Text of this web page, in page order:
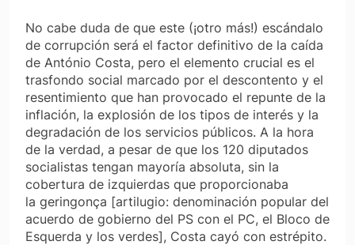
No cabe duda de que este (¡otro más!) escándalo
de corrupción será el factor definitivo de la caída
de António Costa, pero el elemento crucial es el
trasfondo social marcado por el descontento y el
resentimiento que han provocado el repunte de la
inflación, la explosión de los tipos de interés y la
degradación de los servicios públicos. A la hora
de la verdad, a pesar de que los 120 diputados
socialistas tengan mayoría absoluta, sin la
cobertura de izquierdas que proporcionaba
la geringonça [artilugio: denominación popular del
acuerdo de gobierno del PS con el PC, el Bloco de
Esquerda y los verdes], Costa cayó con estrépito.